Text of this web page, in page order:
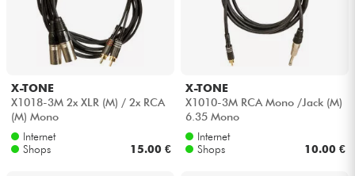
X-TONE
X1018-3M 2x XLR (M) / 2x RCA
(M) Mono
Internet
Shops
15.00 €
X-TONE
X1010-3M RCA Mono /Jack (M)
6.35 Mono
Internet
Shops
10.00 €